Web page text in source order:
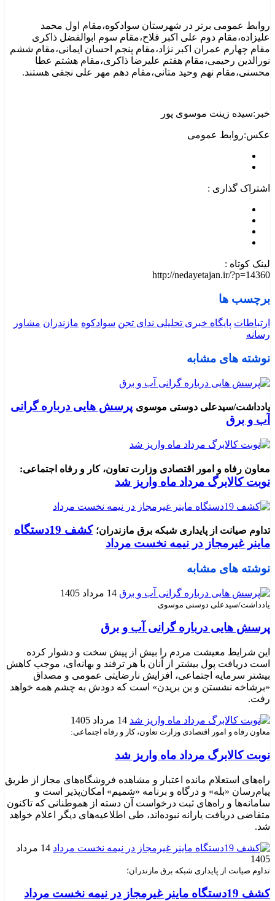
روابط عمومی برتر در شهرستان سوادکوه،مقام اول محمد
علیزاده،مقام دوم علی اکبر فلاح،مقام سوم ابوالفضل ذاکری
مقام چهارم عمران اکبر نژاد،مقام پنجم احسان ایمانی،مقام ششم
نورالدین رحیمی،مقام هفتم علیرضا ذاکری،مقام هشتم عطا
محسنی،مقام نهم وحید متانی،مقام دهم مهر علی نجفی هستند.
خبر:سیده زینت موسوی پور
عکس:روابط عمومی
اشتراک گذاری :
لینک کوتاه :
http://nedayetajan.ir/?p=14360
برچسب ها
ارتباطات پایگاه خبری تحلیلی ندای تجن سوادکوه مازندران مشاور
رسانه
نوشته های مشابه
یادداشت/سیدعلی دوستی موسوی پرسش هایی درباره گرانی
آب و برق
معاون رفاه و امور اقتصادی وزارت تعاون، کار و رفاه اجتماعی:
نوبت کالابرگ مرداد ماه واریز شد
تداوم صیانت از پایداری شبکه برق مازندران؛
کشف 19دستگاه
ماینر غیرمجاز در نیمه نخست مرداد
نوشته های مشابه
14 مرداد 1405
یادداشت/سیدعلی دوستی موسوی
پرسش هایی درباره گرانی آب و برق
این شرایط معیشت مردم را بیش از پیش سخت و دشوار کرده
است دریافت پول بیشتر از آنان با هر ترفند و بهانه‌ای، موجب کاهش
بیشتر سرمایه اجتماعی، افزایش نارضایتی عمومی و مصداق
«برشاخه نشستن و بن بریدن» است که دودش به چشم همه خواهد
رفت.
14 مرداد 1405
معاون رفاه و امور اقتصادی وزارت تعاون، کار و رفاه اجتماعی:
نوبت کالابرگ مرداد ماه واریز شد
راه‌های استعلام مانده اعتبار و مشاهده فروشگاه‌های مجاز از طریق
پیام‌رسان «بله» و درگاه و برنامه «شمیم» امکان‌پذیر است و
سامانه‌ها و راه‌های ثبت درخواست آن دسته از هموطنانی که تاکنون
متقاضی دریافت یارانه نبوده‌اند، طی اطلاعیه‌های دیگر اعلام خواهد
شد.
14 مرداد
1405
تداوم صیانت از پایداری شبکه برق مازندران؛
کشف 19دستگاه ماینر غیرمجاز در نیمه نخست مرداد